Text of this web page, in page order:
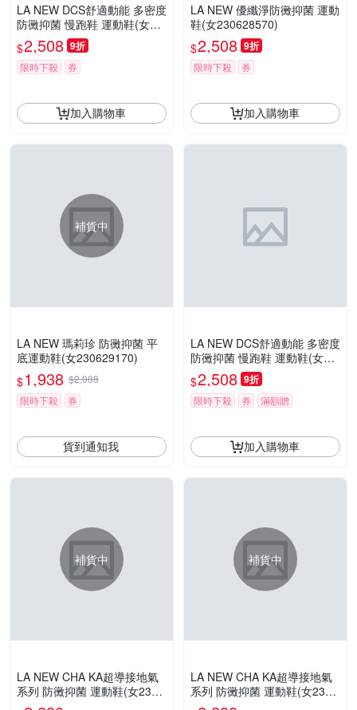
LA NEW DCS舒適動能 多密度
防黴抑菌 慢跑鞋 運動鞋(女23
0624060)
$2,508 9折
限時下殺 券
加入購物車
LA NEW 優纖淨防黴抑菌 運動
鞋(女230628570)
$2,508 9折
限時下殺 券
加入購物車
補貨中
LA NEW 瑪莉珍 防黴抑菌 平
底運動鞋(女230629170)
$1,938 $2,088
限時下殺
券
貨到通知我
LA NEW DCS舒適動能 多密度
防黴抑菌 慢跑鞋 運動鞋(女23
0624040)
$2,508 9折
限時下殺 券 滿額贈
加入購物車
補貨中
LA NEW CHA KA超導接地氣
系列 防黴抑菌 運動鞋(女2306
23550)
補貨中
LA NEW CHA KA超導接地氣
系列 防黴抑菌 運動鞋(女2306
23540)